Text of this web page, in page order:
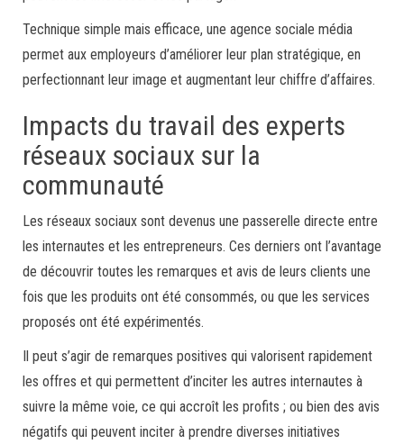
Technique simple mais efficace, une agence sociale média
permet aux employeurs d’améliorer leur plan stratégique, en
perfectionnant leur image et augmentant leur chiffre d’affaires.
Impacts du travail des experts
réseaux sociaux sur la
communauté
Les réseaux sociaux sont devenus une passerelle directe entre
les internautes et les entrepreneurs. Ces derniers ont l’avantage
de découvrir toutes les remarques et avis de leurs clients une
fois que les produits ont été consommés, ou que les services
proposés ont été expérimentés.
Il peut s’agir de remarques positives qui valorisent rapidement
les offres et qui permettent d’inciter les autres internautes à
suivre la même voie, ce qui accroît les profits ; ou bien des avis
négatifs qui peuvent inciter à prendre diverses initiatives